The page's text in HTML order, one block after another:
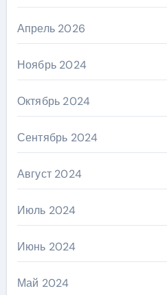
Апрель 2026
Ноябрь 2024
Октябрь 2024
Сентябрь 2024
Август 2024
Июль 2024
Июнь 2024
Май 2024